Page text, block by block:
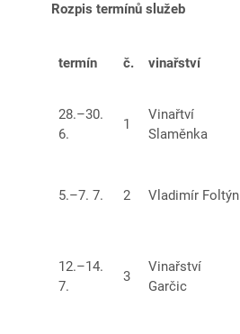
Rozpis termínů služeb
termín č. vinařství
28.–30.
6.
1
Vinařtví
Slaměnka
5.–7. 7. 2 Vladimír Foltýn
12.–14.
7.
3
Vinařství
Garčic